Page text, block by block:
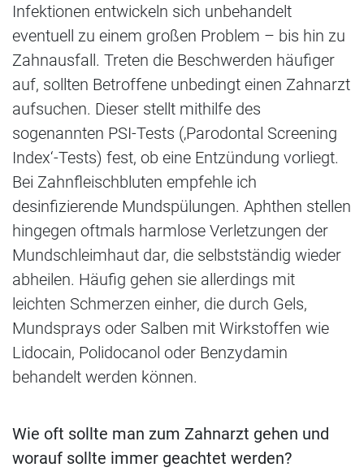
Infektionen entwickeln sich unbehandelt
eventuell zu einem großen Problem – bis hin zu
Zahnausfall. Treten die Beschwerden häufiger
auf, sollten Betroffene unbedingt einen Zahnarzt
aufsuchen. Dieser stellt mithilfe des
sogenannten PSI-Tests (‚Parodontal Screening
Index‘-Tests) fest, ob eine Entzündung vorliegt.
Bei Zahnfleischbluten empfehle ich
desinfizierende Mundspülungen. Aphthen stellen
hingegen oftmals harmlose Verletzungen der
Mundschleimhaut dar, die selbstständig wieder
abheilen. Häufig gehen sie allerdings mit
leichten Schmerzen einher, die durch Gels,
Mundsprays oder Salben mit Wirkstoffen wie
Lidocain, Polidocanol oder Benzydamin
behandelt werden können.
Wie oft sollte man zum Zahnarzt gehen und
worauf sollte immer geachtet werden?